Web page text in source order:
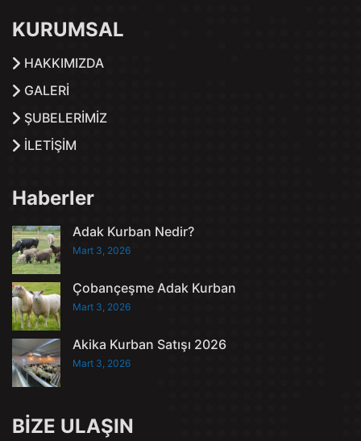
KURUMSAL
HAKKIMIZDA
GALERİ
ŞUBELERİMİZ
İLETİŞİM
Haberler
Adak Kurban Nedir?
Mart 3, 2026
Çobançeşme Adak Kurban
Mart 3, 2026
Akika Kurban Satışı 2026
Mart 3, 2026
BİZE ULAŞIN